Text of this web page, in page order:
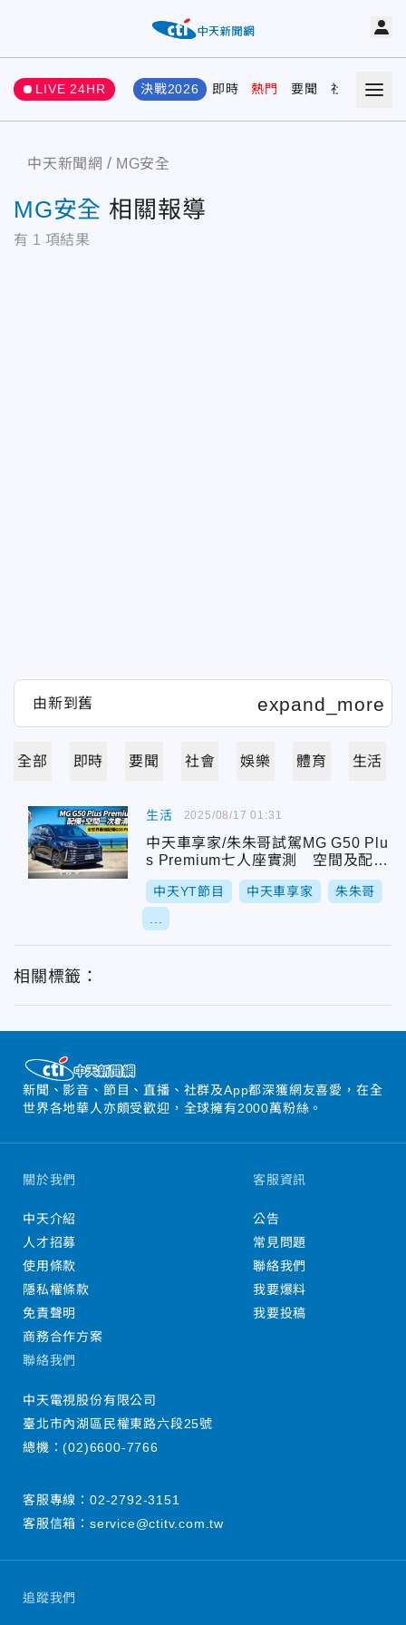
LIVE 24HR 決戰2026 即時 熱門 要聞 社會 娛樂
中天新聞網 MG安全
MG安全 相關報導
有 1 項結果
全部 即時 要聞 社會 娛樂 體育 生活
生活
中天車享家/朱朱哥試駕MG G50 Plu
s Premium七人座實測 空間及配備
豪華感超乎想像
中天YT節目 中天車享家 朱朱哥
2025/08/17 01:31
相關標籤：
新聞、影音、節目、直播、社群及App都深獲網友喜愛，在全
世界各地華人亦頗受歡迎，全球擁有2000萬粉絲。
追蹤我們
關於我們
中天介紹
人才招募
使用條款
隱私權條款
免責聲明
商務合作方案
客服資訊
公告
常見問題
聯絡我們
我要爆料
我要投稿
聯絡我們
中天電視股份有限公司
臺北市內湖區民權東路六段25號
總機：(02)6600-7766
客服專線： 02-2792-3151
客服信箱： service@ctitv.com.tw